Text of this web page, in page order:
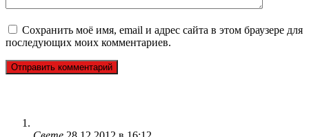
Сохранить моё имя, email и адрес сайта в этом браузере для
последующих моих комментариев.